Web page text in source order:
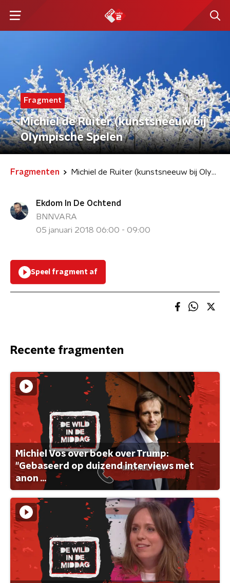
Fragment
Michiel de Ruiter (kunstsneeuw bij
Olympische Spelen
Fragmenten Michiel de Ruiter (kunstsneeuw bij Olympische Spelen
Ekdom In De Ochtend
BNNVARA
05 januari 2018 06:00 - 09:00
Speel fragment af
Recente fragmenten
Michiel Vos over boek over Trump:
"Gebaseerd op duizend interviews met
anon ...